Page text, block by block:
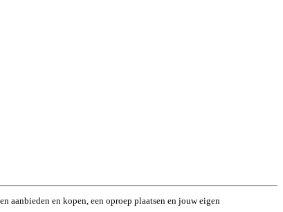
en kopen, een oproep plaatsen en jouw eigen